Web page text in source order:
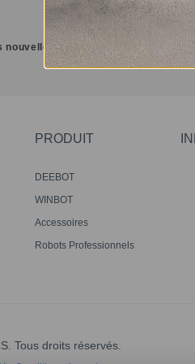
d'ECOVACS
PRODUIT
DEEBOT
WINBOT
Accessoires
Robots Professionnels
Tous droits réservés.